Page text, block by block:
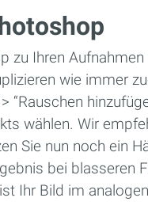
Ihren Aufnahmen
wie immer
“Rauschen
wählen. Wir
Sie nun noch ein
bei blasseren
Ihr Bild im